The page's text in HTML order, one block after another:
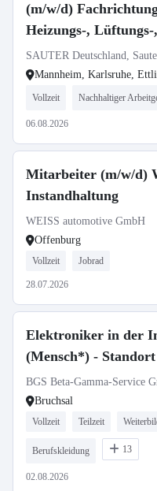
(m/w/d)
Heizungs-,
Sanitärtechnik
SAUTER Deutschland,
Mannheim, Karlsruhe,
Vollzeit Nachhaltiger
06.08.2026
Mitarbeiter (m/w/d)
Instandhaltung
WEISS automotive GmbH
Offenburg
Vollzeit Jobrad
28.07.2026
Elektroniker in der
(Mensch*) -
BGS Beta-Gamma-Service
Bruchsal
Vollzeit Teilzeit
Berufskleidung 13
02.08.2026